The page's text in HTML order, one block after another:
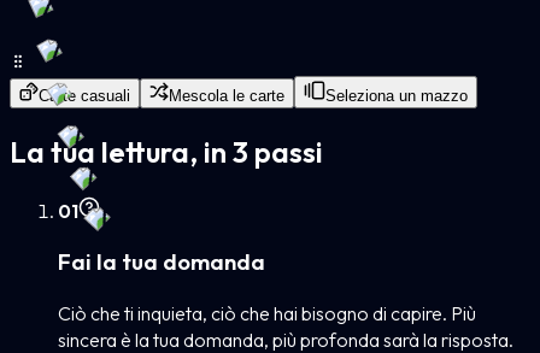
Carte casuali Mescola le carte Seleziona un mazzo
La tua lettura, in 3 passi
01
Fai la tua domanda
Ciò che ti inquieta, ciò che hai bisogno di capire. Più
sincera è la tua domanda, più profonda sarà la risposta.